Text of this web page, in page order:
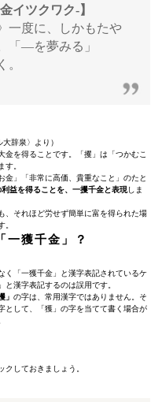
イツクワク‐】
一度に、しかもたや
「―を夢みる」
。
辞泉〉より）
を得ることです。「攫」は「つかむこ
す。
金」「非常に高価、貴重なこと」のたと
益を得ることを、一攫千金と表現しま
、それほど労せず簡単に富を得られた場
。
獲千金」？
く「一獲千金」と漢字表記されているケ
漢字表記するのは誤用です。
」 の字は、常用漢字ではありません。そ
として、「獲」の字を当てて書く場合が
クしておきましょう。